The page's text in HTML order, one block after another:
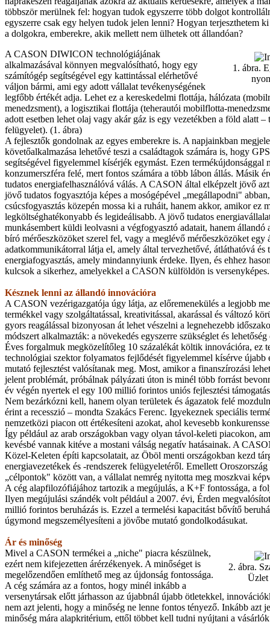
többször merülnek fel: hogyan tudok egyszerre több dolgot
egyszerre csak egy helyen tudok jelen lenni? Hogyan terjeszthetem
a dolgokra, emberekre, akik mellett nem ülhetek ott állandóan?
1. ábra.
A CASON DIWICON technológiájának
alkalmazásával könnyen megvalósítható, hogy egy
számítógép segítségével egy kattintással elérhetővé
váljon bármi, ami egy adott vállalat tevékenységének
legfőbb értékét adja. Lehet ez a kereskedelmi flottája, hálózata
menedzsment), a logisztikai flottája (teherautói mobilflotta-
adott esetben lehet olaj vagy akár gáz is egy vezetékben a föld alatt –
felügyelet). (1. ábra)
A fejlesztők gondolnak az egyes emberekre is. A napjainkban
követőalkalmazása lehetővé teszi a családtagok számára is, hogy
segítségével figyelemmel kísérjék egymást. Ezen termékújdonsággal
konzumerszféra felé, mert fontos számára a több lábon állás. Másik
tudatos energiafelhasználóvá válás. A CASON által elképzelt jövő
jövő tudatos fogyasztója képes a mosógépével „megállapodni"
csúcsfogyasztás közepén mossa ki a ruháit, hanem akkor, amikor ez
legköltséghatékonyabb és legideálisabb. A jövő tudatos
munkásembert küldi leolvasni a végfogyasztó adatait, hanem állandó
bíró mérőeszközöket szerel fel, vagy a meglévő mérőeszközöket egy
adatkommunikátorral látja el, amely által tervezhetővé, átláthatóvá és
energiafogyasztás, amely mindannyiunk érdeke. Ilyen, és ehhez
kulcsok a sikerhez, amelyekkel a CASON külföldön is versenyképes.
Késznek lenni az állandó innovációra
A CASON vezérigazgatója úgy látja, az előremenekülés a legjobb
termékkel vagy szolgáltatással, kreativitással, akarással és változó
gyors reagálással bizonyosan át lehet vészelni a legnehezebb
módszert alkalmazták: a növekedés egyszerre szükséglet és lehetőség
Éves forgalmuk megközelítőleg 10 százalékát költik innovációra, ez
technológiai szektor folyamatos fejlődését figyelemmel kísérve újabb
mutató fejlesztést valósítanak meg. Most, amikor a finanszírozási
jelent problémát, próbálnak pályázati úton is minél több forrást
év végén nyertek el egy 100 millió forintos uniós fejlesztési
Nem bezárkózni kell, hanem olyan területek és ágazatok felé
érint a recesszió – mondta Szakács Ferenc. Igyekeznek speciális
nemzetközi piacon ott értékesíteni azokat, ahol kevesebb
Így például az arab országokban vagy olyan távol-keleti piacokon,
kevésbé vannak kitéve a mostani válság negatív hatásainak. A
Közel-Keleten építi kapcsolatait, az Öböl menti országokban kezd
energiavezetékek és -rendszerek felügyeletéről. Emellett
„célpontok" között van, a vállalat nemrég nyitotta meg moszkvai
A cég alapfilozófiájához tartozik a megújulás, a K+F fontossága, a
Ilyen megújulási szándék volt például a 2007. évi, Érden
millió forintos beruházás is. Ezzel a termelési kapacitást bővítő
úgymond megszemélyesíteni a jövőbe mutató gondolkodásukat.
Ár és minőség
2. ábra.
Üzlet
Mivel a CASON termékei a „niche" piacra készülnek,
ezért nem kifejezetten árérzékenyek. A minőséget is
megelőzendően említhető meg az újdonság fontossága.
A cég számára az a fontos, hogy minél inkább a
versenytársak előtt járhasson az újabbnál újabb ötletekkel,
nem azt jelenti, hogy a minőség ne lenne fontos tényező. Inkább azt
minőség mára alapkritérium, ettől többet kell tudni nyújtani a vásárlók